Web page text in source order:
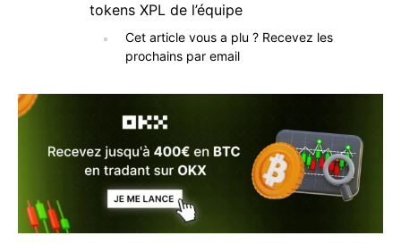
tokens XPL de l’équipe
Cet article vous a plu ? Recevez les
prochains par email